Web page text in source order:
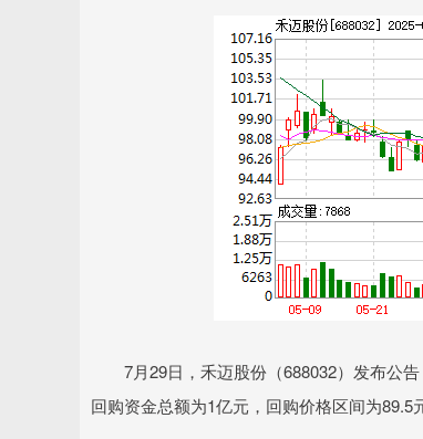
7月29日，禾迈股份（688032）发布公告
回购资金总额为1亿元，回购价格区间为89.5